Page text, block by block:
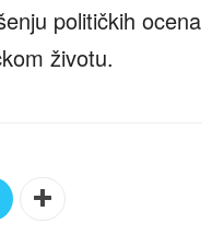
političkih ocena
životu.